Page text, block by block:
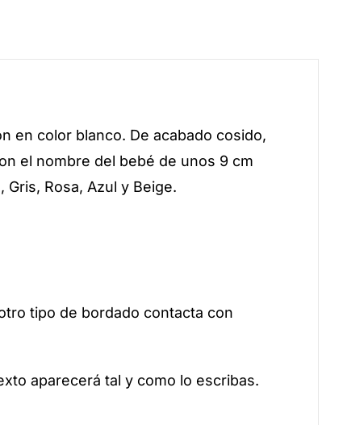
en color blanco. De acabado cosido,
el nombre del bebé de unos 9 cm
Rosa, Azul y Beige.
tipo de bordado contacta con
aparecerá tal y como lo escribas.